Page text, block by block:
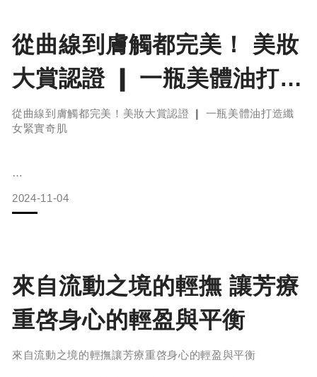
從曲線到膚觸都完美！ 美妝
大賞認證 ❙ 一瓶美體油打造
纖女緊實奇肌
從曲線到膚觸都完美！美妝大賞認證 ❙ 一瓶美體油打造纖
女緊實奇肌
經緊致光滑的身體，隨著忙碌的日子、生活的壓力、身份的
轉移而逐漸消失了..”我們把時間分給了家庭孩子工作，留下
單身材管理提案，喚醒身體對於美的渴望。在忙碌的時代
中，每天10分鐘輕鬆將美麗帶入生活，重拾絲滑緊實肌膚與
輪廓。 「緊實」比「瘦」更重要纖絡油以天然成分帶你找
回理想美
2024-11-04
來自流動之境的輕撫 讓芳療
重啓身心的輕盈與平衡
來自流動之境的輕撫讓芳療重啓身心的輕盈與平衡